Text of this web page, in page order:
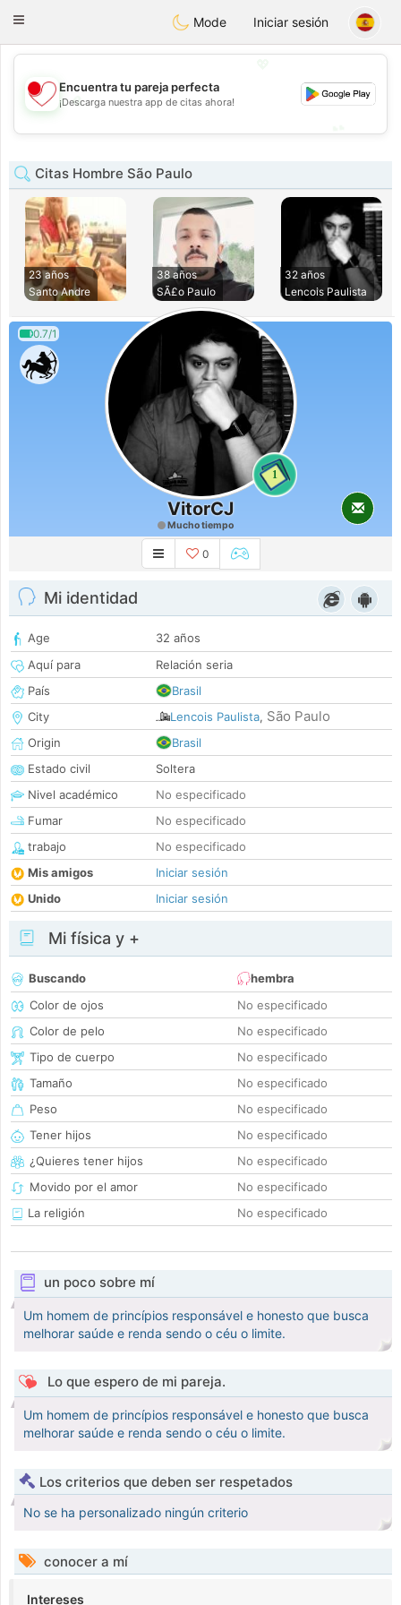
日本Chat
Toggle
Mode Iniciar sesión
💕
Encuentra tu pareja perfecta
¡Descarga nuestra app de citas ahora!
Citas Hombre São Paulo
23 años
Santo Andre
38 años
SÃ£o Paulo
32 años
Lencois Paulista
0.7/1
1
VitorCJ
Mucho tiempo
0
Mi identidad
Age
32 años
Aquí para
Relación seria
País
Brasil
City
Lencois Paulista, São Paulo
Origin
Brasil
Estado civil
Soltera
Nivel académico
No especificado
Fumar
No especificado
trabajo
No especificado
Mis amigos
Iniciar sesión
Unido
Iniciar sesión
Mi física y +
Buscando
hembra
Color de ojos
No especificado
Color de pelo
No especificado
Tipo de cuerpo
No especificado
Tamaño
No especificado
Peso
No especificado
Tener hijos
No especificado
¿Quieres tener hijos
No especificado
Movido por el amor
No especificado
La religión
No especificado
un poco sobre mí
Um homem de princípios responsável e honesto que busca
melhorar saúde e renda sendo o céu o limite.
Lo que espero de mi pareja.
Um homem de princípios responsável e honesto que busca
melhorar saúde e renda sendo o céu o limite.
Los criterios que deben ser respetados
No se ha personalizado ningún criterio
conocer a mí
Intereses